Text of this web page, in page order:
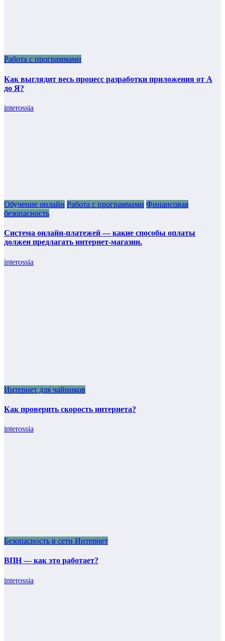
Работа с программами
Как выглядит весь процесс разработки приложения от А
до Я?
interossia
Обучение онлайн Работа с программами Финансовая
безопасность
Система онлайн-платежей — какие способы оплаты
должен предлагать интернет-магазин.
interossia
Интернет для чайников
Как проверить скорость интернета?
interossia
Безопасность в сети Интернет
ВПН — как это работает?
interossia